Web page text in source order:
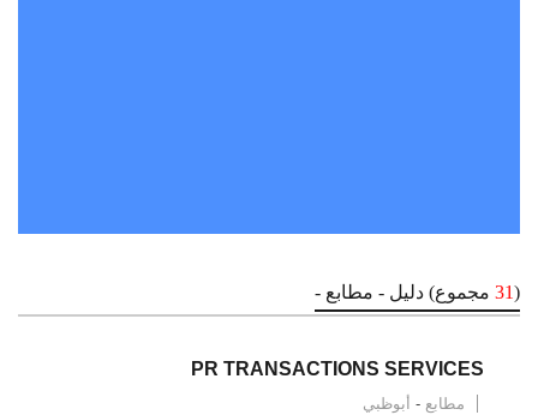
(
31 مجموع) دليل - مطابع -
PR TRANSACTIONS SERVICES
مطابع - أبوظبي